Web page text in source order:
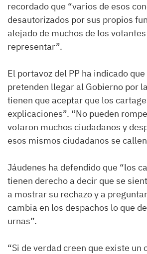
recordado que “varios de esos
desautorizados por sus propios
alejado de muchos de los
representar”.
El portavoz del PP ha indicado
pretenden llegar al Gobierno por
tienen que aceptar que los
explicaciones”. “No pueden
votaron muchos ciudadanos y
esos mismos ciudadanos se
Jáudenes ha defendido que “los
tienen derecho a decir que se
a mostrar su rechazo y a
cambia en los despachos lo que
urnas”.
“Si de verdad creen que existe un